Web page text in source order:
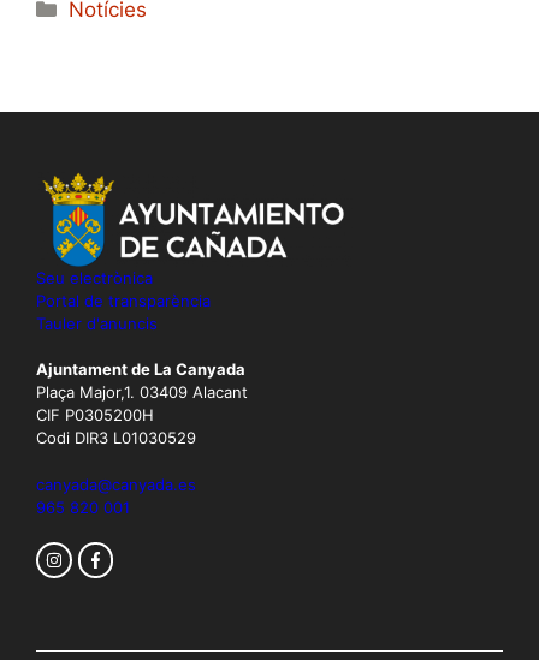
Categories
Notícies
Seu electrònica
Portal de transparència
Tauler d'anuncis
Ajuntament de La Canyada
Plaça Major,1. 03409 Alacant
CIF P0305200H
Codi DIR3 L01030529
canyada@canyada.es
965 820 001